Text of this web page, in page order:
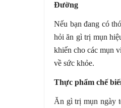
Đường
Nếu bạn đang có
hỏi ăn gì trị mụn
khiến cho các mụn
về sức khỏe.
Thực phẩm chế
Ăn gì trị mụn ngày